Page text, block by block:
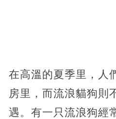
在高溫的夏季里，人
房里，而流浪貓狗則
遇。有一只流浪狗經